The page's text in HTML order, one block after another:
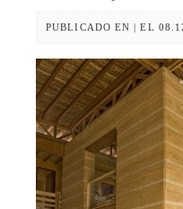
PUBLICADO EN | EL